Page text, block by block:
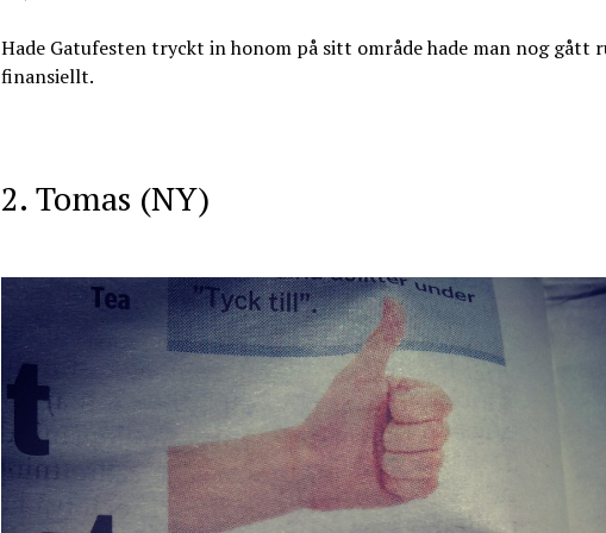
Hade Gatufesten tryckt in honom på sitt område hade man nog gått
finansiellt.
2. Tomas (NY)